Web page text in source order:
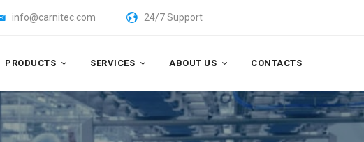
info@carnitec.com 24/7 Support
PRODUCTS SERVICES ABOUT US CONTACTS